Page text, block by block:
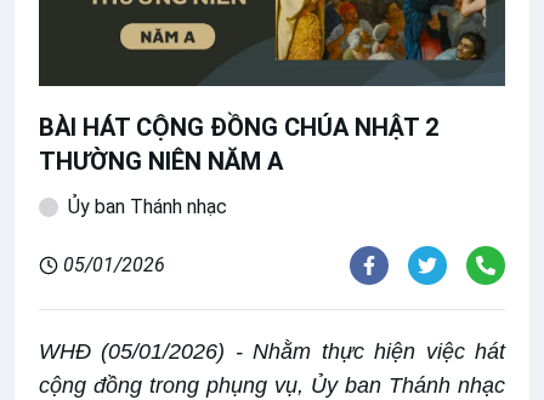
BÀI HÁT CỘNG ĐỒNG CHÚA NHẬT 2
THƯỜNG NIÊN NĂM A
Ủy ban Thánh nhạc
05/01/2026
WHĐ (05/01/2026) - Nhằm thực hiện việc hát
cộng đồng trong phụng vụ, Ủy ban Thánh nhạc